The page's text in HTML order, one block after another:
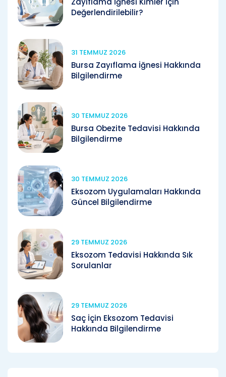
Değerlendirilebilir?
31 TEMMUZ 2026
Bursa Zayıflama İğnesi Hakkında
Bilgilendirme
30 TEMMUZ 2026
Bursa Obezite Tedavisi Hakkında
Bilgilendirme
30 TEMMUZ 2026
Eksozom Uygulamaları Hakkında
Güncel Bilgilendirme
29 TEMMUZ 2026
Eksozom Tedavisi Hakkında Sık
Sorulanlar
29 TEMMUZ 2026
Saç İçin Eksozom Tedavisi
Hakkında Bilgilendirme